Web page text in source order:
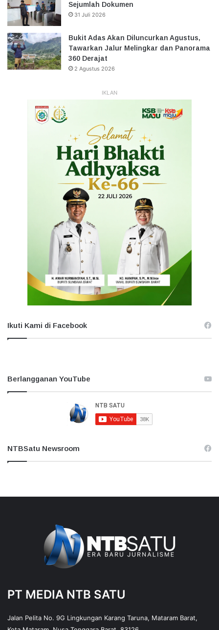
Sejumlah Dokumen
31 Juli 2026
Bukit Adas Akan Diluncurkan Agustus,
Tawarkan Jalur Melingkar dan Panorama
360 Derajat
2 Agustus 2026
IKLAN
Ikuti Kami di Facebook
Berlangganan YouTube
NTBSatu Newsroom
PT MEDIA NTB SATU
Jalan Pelita No. 9G Lingkungan Karang Taruna, Mataram Barat,